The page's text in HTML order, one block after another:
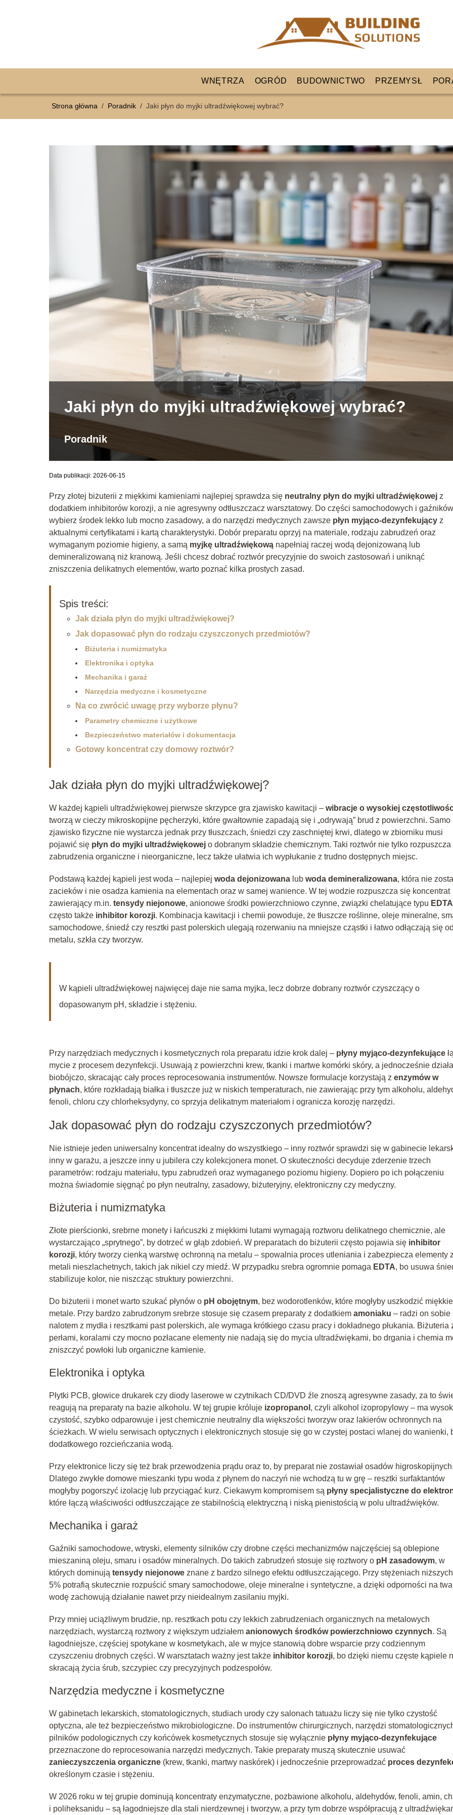
WNĘTRZA OGRÓD BUDOWNICTWO PRZEMYSŁ
Strona główna / Poradnik / Jaki płyn do myjki ultradźwiękowej wybrać?
Jaki płyn do myjki ultradźwiękowej wybrać?
Poradnik
Data publikacji: 2026-06-15
Przy złotej biżuterii z miękkimi kamieniami najlepiej sprawdza się neutralny płyn do myjki ultradźwiękowej z
dodatkiem inhibitorów korozji, a nie agresywny odtłuszczacz warsztatowy. Do części samochodowych i gaźników
wybierz środek lekko lub mocno zasadowy, a do narzędzi medycznych zawsze płyn myjąco‑dezynfekujący z
aktualnymi certyfikatami i kartą charakterystyki. Dobór preparatu oprzyj na materiale, rodzaju zabrudzeń oraz
wymaganym poziomie higieny, a samą myjkę ultradźwiękową napełniaj raczej wodą dejonizowaną lub
demineralizowaną niż kranową. Jeśli chcesz dobrać roztwór precyzyjnie do swoich zastosowań i uniknąć
zniszczenia delikatnych elementów, warto poznać kilka prostych zasad.
Spis treści:
Jak działa płyn do myjki ultradźwiękowej?
Jak dopasować płyn do rodzaju czyszczonych przedmiotów?
Biżuteria i numizmatyka
Elektronika i optyka
Mechanika i garaż
Narzędzia medyczne i kosmetyczne
Na co zwrócić uwagę przy wyborze płynu?
Parametry chemiczne i użytkowe
Bezpieczeństwo materiałów i dokumentacja
Gotowy koncentrat czy domowy roztwór?
Jak działa płyn do myjki ultradźwiękowej?
W każdej kąpieli ultradźwiękowej pierwsze skrzypce gra zjawisko kawitacji – wibracje o wysokiej
tworzą w cieczy mikroskopijne pęcherzyki, które gwałtownie zapadają się i „odrywają” brud z powierzchni. Samo
zjawisko fizyczne nie wystarcza jednak przy tłuszczach, śniedzi czy zaschniętej krwi, dlatego w zbiorniku musi
pojawić się płyn do myjki ultradźwiękowej o dobranym składzie chemicznym. Taki roztwór nie tylko rozpuszcza
zabrudzenia organiczne i nieorganiczne, lecz także ułatwia ich wypłukanie z trudno dostępnych miejsc.
Podstawą każdej kąpieli jest woda – najlepiej woda dejonizowana lub woda demineralizowana, która nie
zacieków i nie osadza kamienia na elementach oraz w samej wanience. W tej wodzie rozpuszcza się koncentrat
zawierający m.in. tensydy niejonowe, anionowe środki powierzchniowo czynne, związki chelatujące typu EDTA
często także inhibitor korozji. Kombinacja kawitacji i chemii powoduje, że tłuszcze roślinne, oleje mineralne,
samochodowe, śniedź czy resztki past polerskich ulegają rozerwaniu na mniejsze cząstki i łatwo odłączają się
metalu, szkła czy tworzyw.
W kąpieli ultradźwiękowej najwięcej daje nie sama myjka, lecz dobrze dobrany roztwór czyszczący o
dopasowanym pH, składzie i stężeniu.
Przy narzędziach medycznych i kosmetycznych rola preparatu idzie krok dalej – płyny myjąco‑dezynfekujące
mycie z procesem dezynfekcji. Usuwają z powierzchni krew, tkanki i martwe komórki skóry, a jednocześnie
biobójczo, skracając cały proces reprocesowania instrumentów. Nowsze formulacje korzystają z enzymów w
płynach, które rozkładają białka i tłuszcze już w niskich temperaturach, nie zawierając przy tym alkoholu,
fenoli, chloru czy chlorheksydyny, co sprzyja delikatnym materiałom i ogranicza korozję narzędzi.
Jak dopasować płyn do rodzaju czyszczonych przedmiotów?
Nie istnieje jeden uniwersalny koncentrat idealny do wszystkiego – inny roztwór sprawdzi się w gabinecie
inny w garażu, a jeszcze inny u jubilera czy kolekcjonera monet. O skuteczności decyduje zderzenie trzech
parametrów: rodzaju materiału, typu zabrudzeń oraz wymaganego poziomu higieny. Dopiero po ich połączeniu
można świadomie sięgnąć po płyn neutralny, zasadowy, biżuteryjny, elektroniczny czy medyczny.
Biżuteria i numizmatyka
Złote pierścionki, srebrne monety i łańcuszki z miękkimi lutami wymagają roztworu delikatnego chemicznie, ale
wystarczająco „sprytnego”, by dotrzeć w głąb zdobień. W preparatach do biżuterii często pojawia się inhibitor
korozji, który tworzy cienką warstwę ochronną na metalu – spowalnia proces utleniania i zabezpiecza elementy
metali nieszlachetnych, takich jak nikiel czy miedź. W przypadku srebra ogromnie pomaga EDTA, bo usuwa
stabilizuje kolor, nie niszcząc struktury powierzchni.
Do biżuterii i monet warto szukać płynów o pH obojętnym, bez wodorotlenków, które mogłyby uszkodzić miękkie
metale. Przy bardzo zabrudzonym srebrze stosuje się czasem preparaty z dodatkiem amoniaku – radzi on sobie
nalotem z mydła i resztkami past polerskich, ale wymaga krótkiego czasu pracy i dokładnego płukania. Biżuteria
perłami, koralami czy mocno pozłacane elementy nie nadają się do mycia ultradźwiękami, bo drgania i chemia
zniszczyć powłoki lub organiczne kamienie.
Elektronika i optyka
Płytki PCB, głowice drukarek czy diody laserowe w czytnikach CD/DVD źle znoszą agresywne zasady, za to
reagują na preparaty na bazie alkoholu. W tej grupie króluje izopropanol , czyli alkohol izopropylowy – ma
czystość, szybko odparowuje i jest chemicznie neutralny dla większości tworzyw oraz lakierów ochronnych na
ścieżkach. W wielu serwisach optycznych i elektronicznych stosuje się go w czystej postaci wlanej do wanienki,
dodatkowego rozcieńczania wodą.
Przy elektronice liczy się też brak przewodzenia prądu oraz to, by preparat nie zostawiał osadów
Dlatego zwykłe domowe mieszanki typu woda z płynem do naczyń nie wchodzą tu w grę – resztki surfaktantów
mogłyby pogorszyć izolację lub przyciągać kurz. Ciekawym kompromisem są płyny specjalistyczne do
które łączą właściwości odtłuszczające ze stabilnością elektryczną i niską pienistością w polu ultradźwięków.
Mechanika i garaż
Gaźniki samochodowe, wtryski, elementy silników czy drobne części mechanizmów najczęściej są oblepione
mieszaniną oleju, smaru i osadów mineralnych. Do takich zabrudzeń stosuje się roztwory o pH zasadowym, w
których dominują tensydy niejonowe znane z bardzo silnego efektu odtłuszczającego. Przy stężeniach
5% potrafią skutecznie rozpuścić smary samochodowe, oleje mineralne i syntetyczne, a dzięki odporności na
wodę zachowują działanie nawet przy nieidealnym zasilaniu myjki.
Przy mniej uciążliwym brudzie, np. resztkach potu czy lekkich zabrudzeniach organicznych na metalowych
narzędziach, wystarczą roztwory z większym udziałem anionowych środków powierzchniowo czynnych. Są
łagodniejsze, częściej spotykane w kosmetykach, ale w myjce stanowią dobre wsparcie przy codziennym
czyszczeniu drobnych części. W warsztatach ważny jest także inhibitor korozji, bo dzięki niemu częste kąpiele
skracają życia śrub, szczypiec czy precyzyjnych podzespołów.
Narzędzia medyczne i kosmetyczne
W gabinetach lekarskich, stomatologicznych, studiach urody czy salonach tatuażu liczy się nie tylko czystość
optyczna, ale też bezpieczeństwo mikrobiologiczne. Do instrumentów chirurgicznych, narzędzi
pilników podologicznych czy końcówek kosmetycznych stosuje się wyłącznie płyny myjąco‑dezynfekujące
przeznaczone do reprocesowania narzędzi medycznych. Takie preparaty muszą skutecznie usuwać
zanieczyszczenia organiczne (krew, tkanki, martwy naskórek) i jednocześnie przeprowadzać proces
określonym czasie i stężeniu.
W 2026 roku w tej grupie dominują koncentraty enzymatyczne, pozbawione alkoholu, aldehydów, fenoli, amin,
i poliheksanidu – są łagodniejsze dla stali nierdzewnej i tworzyw, a przy tym dobrze współpracują z